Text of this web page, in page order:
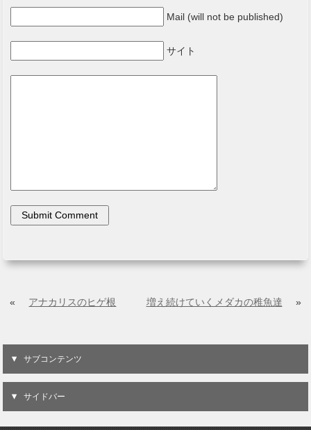
Mail (will not be published)
サイト
« アナカリスのヒゲ根 増え続けていくメダカの稚魚達 »
サブコンテンツ
サイドバー